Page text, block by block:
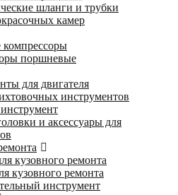
шланги и трубки
камер
поршневые
для двигателя
инструментов
и аксессуары для
кузовного ремонта
кузовного ремонта
инструмент